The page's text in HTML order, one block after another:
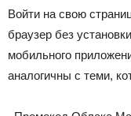
Войти на свою
браузер без
мобильного
аналогичны с теми,